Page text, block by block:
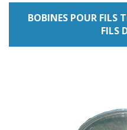
BOBINES POUR FILS
FILS